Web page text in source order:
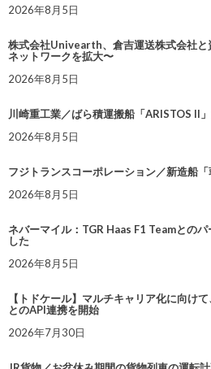
2026年8月5日
株式会社Univearth、倉吉運送株式会社と
ネットワークを拡大〜
2026年8月5日
川崎重工業／ばら積運搬船「ARISTOS II
2026年8月5日
フジトランスコーポレーション／新造船
2026年8月5日
ネバーマイル：TGR Haas F1 Teamとの
した
2026年8月5日
【トドケール】マルチキャリア化に向け
とのAPI連携を開始
2026年7月30日